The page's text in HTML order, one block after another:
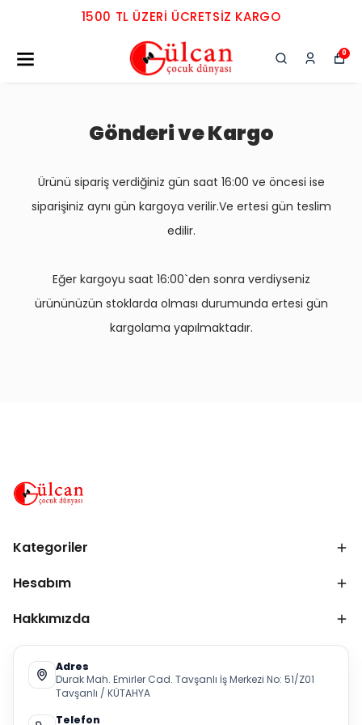
1500 TL ÜZERI ÜCRETSIZ KARGO
0
Gönderi ve Kargo
Ürünü sipariş verdiğiniz gün saat 16:00 ve öncesi ise
siparişiniz aynı gün kargoya verilir.Ve ertesi gün teslim
edilir.
Eğer kargoyu saat 16:00`den sonra verdiyseniz
ürününüzün stoklarda olması durumunda ertesi gün
kargolama yapılmaktadır.
Kategoriler
Hesabım
Hakkımızda
Adres
Durak Mah. Emirler Cad. Tavşanlı İş Merkezi No: 51/Z01
Tavşanlı / KÜTAHYA
Telefon